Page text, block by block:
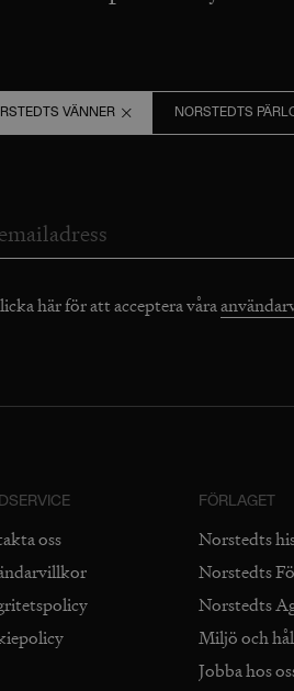
VÄNNER NORSTEDTS
här för att acceptera våra
oss
FÖRLAGET
Norstedts
Norstedts
Norstedts
Miljö och
Jobba hos